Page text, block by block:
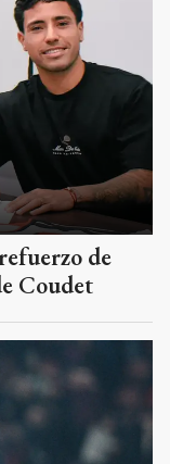
de
Coudet